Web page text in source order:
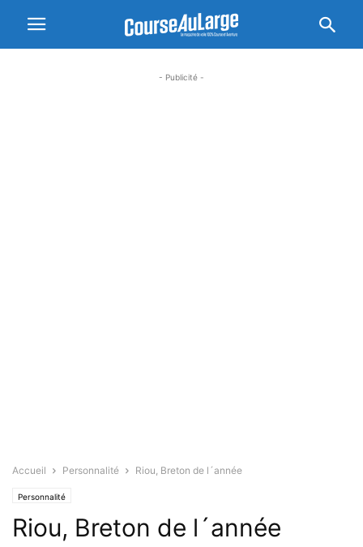
- Publicité -
Accueil Personnalité Riou, Breton de l´année
Personnalité
Riou, Breton de l´année